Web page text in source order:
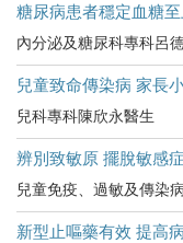
糖尿病患者穩定血糖
內分泌及糖尿科專科呂
兒童致命傳染病 家長
兒科專科陳欣永醫生
辨別致敏原 擺脫敏感症
兒童免疫、過敏及傳染
新型止嘔藥有效 提高